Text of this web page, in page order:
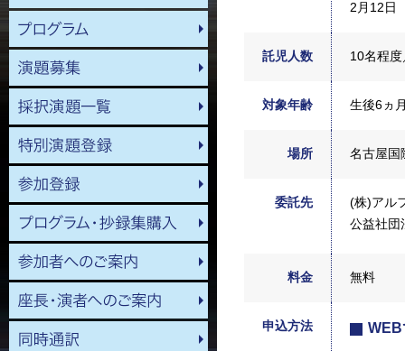
2月12日
託児人数 10名程
対象年齢 生後6ヵ
場所 名古屋国
委託先
(株)アル
公益社団
料金 無料
申込方法 WEB